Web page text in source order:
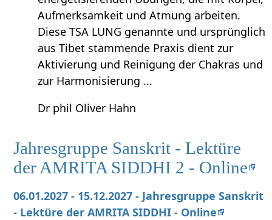
Aufmerksamkeit und Atmung arbeiten.
Diese TSA LUNG genannte und ursprünglich
aus Tibet stammende Praxis dient zur
Aktivierung und Reinigung der Chakras und
zur Harmonisierung ...
Dr phil Oliver Hahn
Jahresgruppe Sanskrit - Lektüre
der AMRITA SIDDHI 2 - Online
06.01.2027 - 15.12.2027 - Jahresgruppe Sanskrit
- Lektüre der AMRITA SIDDHI - Online